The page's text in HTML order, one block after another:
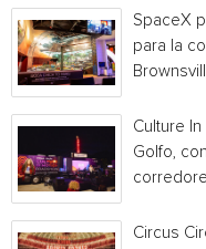
SpaceX
para la
Culture
Golfo,
Circus